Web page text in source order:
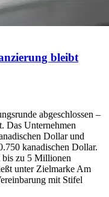
bleibt
abgeschlossen –
Das Unternehmen
Dollar und
kanadischen Dollar.
bis zu 5 Millionen
unter Zielmarke Am
mit Stifel